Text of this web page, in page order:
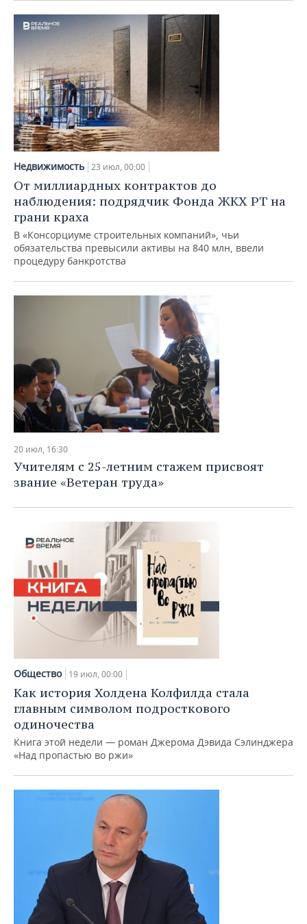
Недвижимость 23 июл, 00:00
От миллиардных контрактов до
наблюдения: подрядчик Фонда ЖКХ РТ на
грани краха
В «Консорциуме строительных компаний», чьи
обязательства превысили активы на 840 млн, ввели
процедуру банкротства
20 июл, 16:30
Учителям с 25-летним стажем присвоят
звание «Ветеран труда»
Общество 19 июл, 00:00
Как история Холдена Колфилда стала
главным символом подросткового
одиночества
Книга этой недели — роман Джерома Дэвида Сэлинджера
«Над пропастью во ржи»